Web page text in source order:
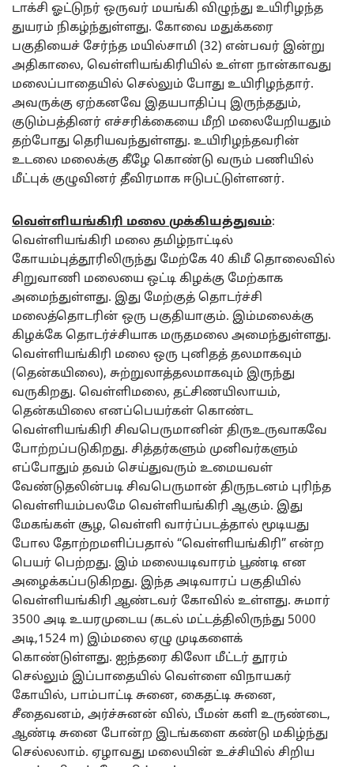
டாக்சி ஓட்டுநர் ஒருவர் மயங்கி விழுந்து உயிரிழந்த
துயரம் நிகழ்ந்துள்ளது. கோவை மதுக்கரை
பகுதியைச் சேர்ந்த மயில்சாமி (32) என்பவர் இன்று
அதிகாலை, வெள்ளியங்கிரியில் உள்ள நான்காவது
மலைப்பாதையில் செல்லும் போது உயிரிழந்தார்.
அவருக்கு ஏற்கனவே இதயபாதிப்பு இருந்ததும்,
குடும்பத்தினர் எச்சரிக்கையை மீறி மலையேறியதும்
தற்போது தெரியவந்துள்ளது. உயிரிழந்தவரின்
உடலை மலைக்கு கீழே கொண்டு வரும் பணியில்
மீட்புக் குழுவினர் தீவிரமாக ஈடுபட்டுள்ளனர்.
வெள்ளியங்கிரி மலை முக்கியத்துவம்:
வெள்ளியங்கிரி மலை தமிழ்நாட்டில்
கோயம்புத்தூரிலிருந்து மேற்கே 40 கிமீ தொலைவில்
சிறுவாணி மலையை ஒட்டி கிழக்கு மேற்காக
அமைந்துள்ளது. இது மேற்குத் தொடர்ச்சி
மலைத்தொடரின் ஒரு பகுதியாகும். இம்மலைக்கு
கிழக்கே தொடர்ச்சியாக மருதமலை அமைந்துள்ளது.
வெள்ளியங்கிரி மலை ஒரு புனிதத் தலமாகவும்
(தென்கயிலை), சுற்றுலாத்தலமாகவும் இருந்து
வருகிறது. வெள்ளிமலை, தட்சிணயிலாயம்,
தென்கயிலை எனப்பெயர்கள் கொண்ட
வெள்ளியங்கிரி சிவபெருமானின் திருஉருவாகவே
போற்றப்படுகிறது. சித்தர்களும் முனிவர்களும்
எப்போதும் தவம் செய்துவரும் உமையவள்
வேண்டுதலின்படி சிவபெருமான் திருநடனம் புரிந்த
வெள்ளியம்பலமே வெள்ளியங்கிரி ஆகும். இது
மேகங்கள் சூழ, வெள்ளி வார்ப்படத்தால் மூடியது
போல தோற்றமளிப்பதால் “வெள்ளியங்கிரி” என்ற
பெயர் பெற்றது. இம் மலையடிவாரம் பூண்டி என
அழைக்கப்படுகிறது. இந்த அடிவாரப் பகுதியில்
வெள்ளியங்கிரி ஆண்டவர் கோவில் உள்ளது. சுமார்
3500 அடி உயரமுடைய (கடல் மட்டத்திலிருந்து 5000
அடி,1524 m) இம்மலை ஏழு முடிகளைக்
கொண்டுள்ளது. ஐந்தரை கிலோ மீட்டர் தூரம்
செல்லும் இப்பாதையில் வெள்ளை விநாயகர்
கோயில், பாம்பாட்டி சுனை, கைதட்டி சுனை,
சீதைவனம், அர்ச்சுனன் வில், பீமன் களி உருண்டை,
ஆண்டி சுனை போன்ற இடங்களை கண்டு மகிழ்ந்து
செல்லலாம். ஏழாவது மலையின் உச்சியில் சிறிய